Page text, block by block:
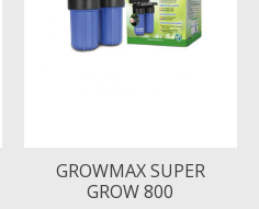
GROWMAX SUPER
GROW 800